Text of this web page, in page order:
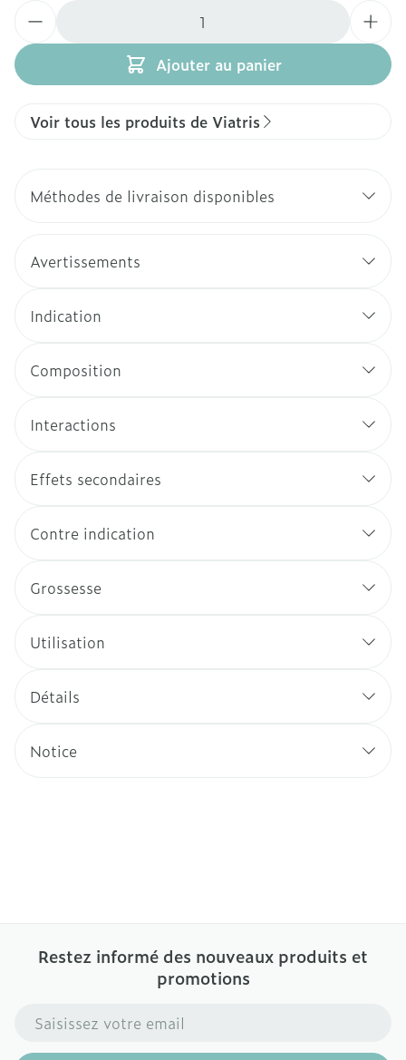
Ajouter au panier
Voir tous les produits de Viatris
Méthodes de livraison disponibles
Avertissements
Indication
Composition
Interactions
Effets secondaires
Contre indication
Grossesse
Utilisation
Détails
Notice
Restez informé des nouveaux produits et
promotions
Adresse mail